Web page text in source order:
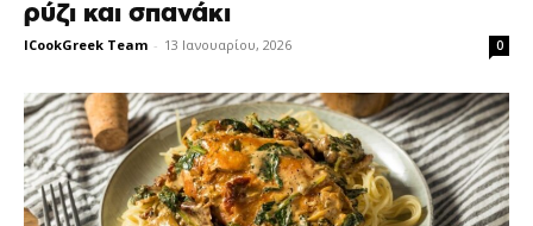
ρύζι και σπανάκι
ICookGreek Team - 13 Ιανουαρίου, 2026 0